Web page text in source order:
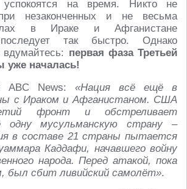
на время. Никто не
незаконченных и не весьма
в Ираке и Афганистане
так быстро. Однако
вдумайтесь: первая фаза Третьей
уже началась!
ABC News: «Нация всё ещё в
с Ираком и Афганистаном. США
фронт и обстреливает
одну мусульманскую страну –
в составе 21 страны пытается
Каддафи, начавшего войну
народа. Перед атакой, пока
был сбит ливийский самолёт».